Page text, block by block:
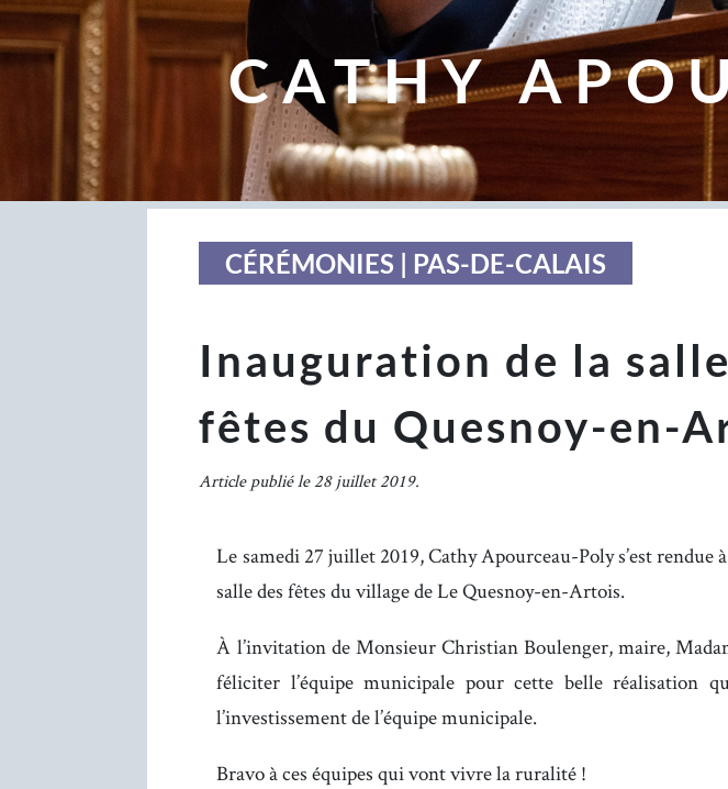
CATHY
CÉRÉMONIES | PAS-DE-CALAIS
Inauguration de la
fêtes du Quesnoy-en-
Article publié le 28 juillet 2019.
Le samedi 27 juillet 2019, Cathy Apourceau-Poly s’est rendue
salle des fêtes du village de Le Quesnoy-en-Artois.
À l’invitation de Monsieur Christian Boulenger, maire,
féliciter l’équipe municipale pour cette belle réalisation
l’investissement de l’équipe municipale.
Bravo à ces équipes qui vont vivre la ruralité !